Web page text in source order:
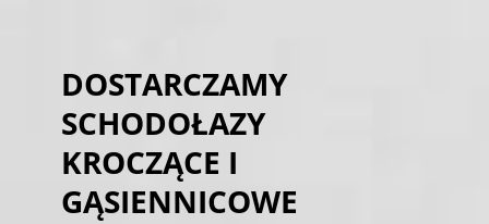
DOSTARCZAMY
SCHODOŁAZY
KROCZĄCE I
GĄSIENNICOWE